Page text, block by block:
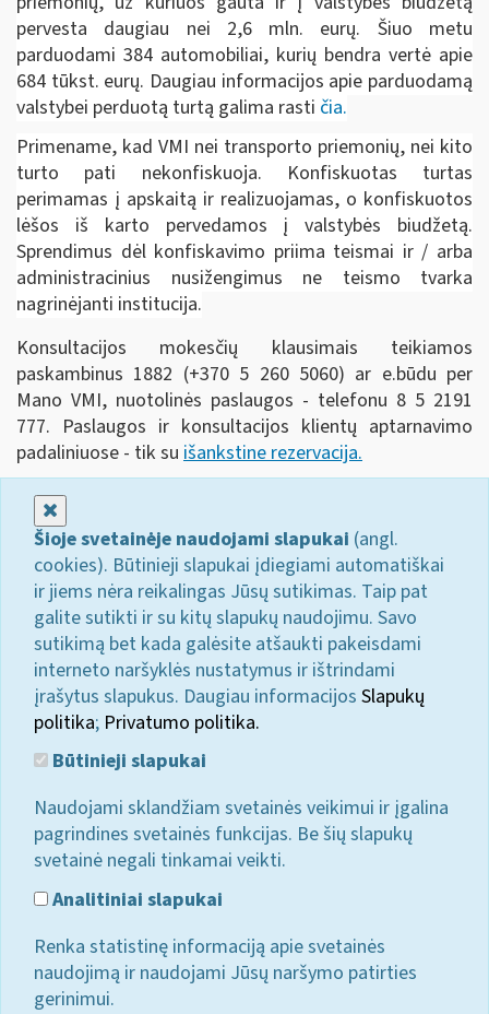
pervesta daugiau nei 2,6 mln. eurų. Šiuo metu
parduodami 384 automobiliai, kurių bendra vertė apie
684 tūkst. eurų. Daugiau informacijos apie parduodamą
valstybei perduotą turtą galima rasti čia.
Primename, kad VMI nei transporto priemonių, nei kito
turto pati nekonfiskuoja. Konfiskuotas turtas
perimamas į apskaitą ir realizuojamas, o konfiskuotos
lėšos iš karto pervedamos į valstybės biudžetą.
Sprendimus dėl konfiskavimo priima teismai ir / arba
administracinius nusižengimus ne teismo tvarka
nagrinėjanti institucija.
Konsultacijos mokesčių klausimais teikiamos
paskambinus 1882 (+370 5 260 5060) ar e.būdu per
Mano VMI, nuotolinės paslaugos - telefonu 8 5 2191
777. Paslaugos ir konsultacijos klientų aptarnavimo
padaliniuose - tik su išankstine rezervacija.
Šioje svetainėje naudojami slapukai (angl.
cookies). Būtinieji slapukai įdiegiami automatiškai
ir jiems nėra reikalingas Jūsų sutikimas. Taip pat
galite sutikti ir su kitų slapukų naudojimu. Savo
sutikimą bet kada galėsite atšaukti pakeisdami
interneto naršyklės nustatymus ir ištrindami
įrašytus slapukus. Daugiau informacijos Slapukų
politika; Privatumo politika.
Būtinieji slapukai
Naudojami sklandžiam svetainės veikimui ir įgalina
pagrindines svetainės funkcijas. Be šių slapukų
svetainė negali tinkamai veikti.
Analitiniai slapukai
Renka statistinę informaciją apie svetainės
naudojimą ir naudojami Jūsų naršymo patirties
gerinimui.